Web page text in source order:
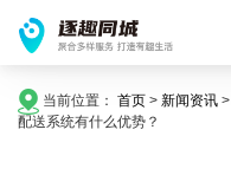
当前位置： 首页 > 新闻资讯 >
配送系统有什么优势？